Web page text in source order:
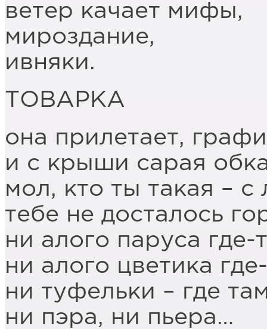
ветер качает мифы,
мироздание,
ивняки.
ТОВАРКА
она прилетает,
и с крыши сарая
мол, кто ты такая –
тебе не досталось
ни алого паруса
ни алого цветика
ни туфельки – где
ни пэра, ни пьера…